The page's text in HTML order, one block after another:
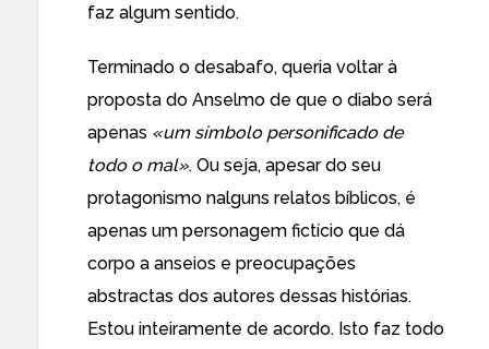
faz algum sentido.
Terminado o desabafo, queria voltar à
proposta do Anselmo de que o diabo será
apenas «um símbolo personificado de
todo o mal». Ou seja, apesar do seu
protagonismo nalguns relatos bíblicos, é
apenas um personagem fictício que dá
corpo a anseios e preocupações
abstractas dos autores dessas histórias.
Estou inteiramente de acordo. Isto faz todo